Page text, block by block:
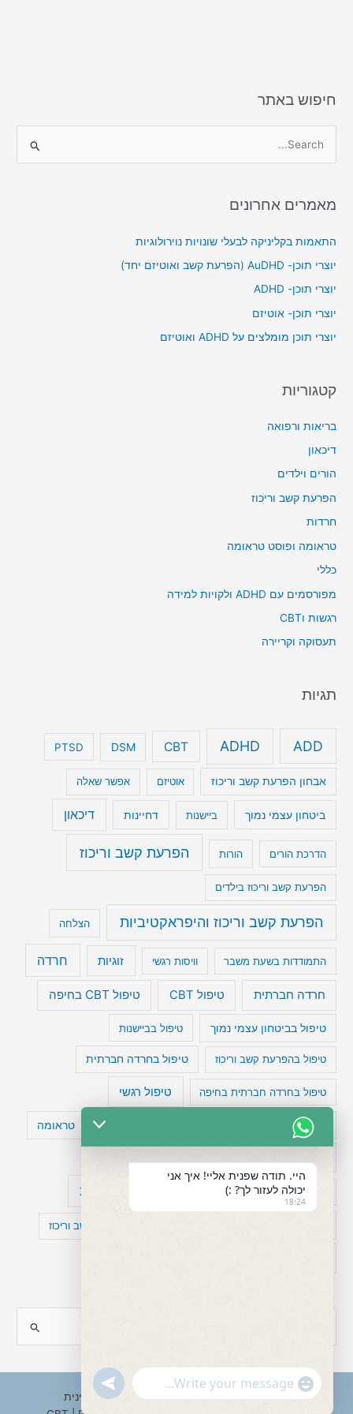
חיפוש באתר
r
o
r
:
מאמרים אחרונים
התאמות בקליניקה לבעלי שונויות נוירולוגיות
יוצרי תוכן- AuDHD (הפרעת קשב ואוטיזם יחד)
יוצרי תוכן- ADHD
יוצרי תוכן- אוטיזם
יוצרי תוכן מומלצים על ADHD ואוטיזם
קטגוריות
בריאות ורפואה
דיכאון
הורים וילדים
הפרעת קשב וריכוז
חרדות
טראומה ופוסט טראומה
כללי
מפורסמים עם ADHD ולקויות למידה
רגשות וCBT
תעסוקה וקריירה
תגיות
ADD
ADHD
CBT
DSM
PTSD
אבחון הפרעת קשב וריכוז אוטיזם אפשר שאלה
ביטחון עצמי נמוך ביישנות דחיינות דיכאון
הדרכת הורים הורות הפרעת קשב וריכוז
הפרעת קשב וריכוז בילדים
הפרעת קשב וריכוז והיפראקטיביות הצלחה
התמודדות בשעת משבר וויסות רגשי זוגיות חרדה
חרדה חברתית טיפול CBT טיפול CBT בחיפה
טיפול בביטחון עצמי נמוך טיפול בביישנות
טיפול בהפרעת קשב וריכוז טיפול בחרדה חברתית
טיפול בחרדה חברתית בחיפה טיפול רגשי
טיפול תרופתי להפרעת קשב טעויות חשיבה טראומה
מפורסמים עם הפרעת קשב עיצות
קומורבידיות להפרעת קשב וריכוז
a
Copyright © 2026 ענבל טננבאום - עו"ס קלינית
היי. תודה שפנית אליי! איך אני
יכולה לעזור לך? :)
18:24
"+chaty_settings.lang.emoji_picker+"
WhatsApp
undefined